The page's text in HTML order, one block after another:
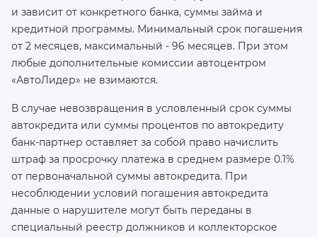
и зависит от конкретного банка, суммы займа и
кредитной программы. Минимальный срок погашения
от 2 месяцев, максимальный - 96 месяцев. При этом
любые дополнительные комиссии автоцентром
«АвтоЛидер» не взимаются.
В случае невозвращения в условленный срок суммы
автокредита или суммы процентов по автокредиту
банк-партнер оставляет за собой право начислить
штраф за просрочку платежа в среднем размере 0.1%
от первоначальной суммы автокредита. При
несоблюдении условий погашения автокредита
данные о нарушителе могут быть переданы в
специальный реестр должников и коллекторское